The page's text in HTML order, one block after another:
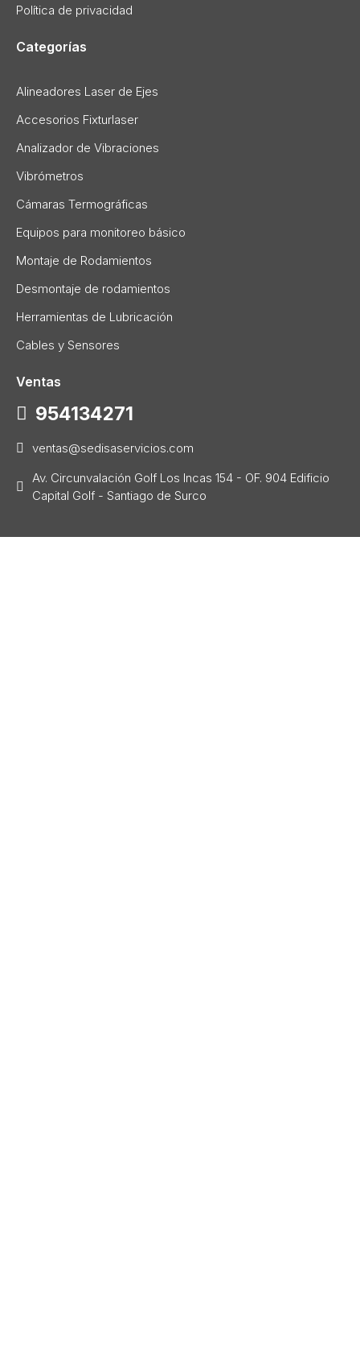
Política de privacidad
Categorías
Alineadores Laser de Ejes
Accesorios Fixturlaser
Analizador de Vibraciones
Vibrómetros
Cámaras Termográficas
Equipos para monitoreo básico
Montaje de Rodamientos
Desmontaje de rodamientos
Herramientas de Lubricación
Cables y Sensores
Ventas
954134271
ventas@sedisaservicios.com
Av. Circunvalación Golf Los Incas 154 - OF. 904 Edificio
Capital Golf - Santiago de Surco